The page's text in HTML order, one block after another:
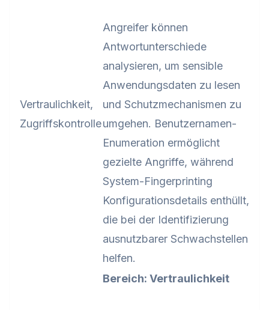
Vertraulichkeit,
Zugriffskontrolle
Angreifer können
Antwortunterschiede
analysieren, um sensible
Anwendungsdaten zu lesen
und Schutzmechanismen zu
umgehen. Benutzernamen-
Enumeration ermöglicht
gezielte Angriffe, während
System-Fingerprinting
Konfigurationsdetails enthüllt,
die bei der Identifizierung
ausnutzbarer Schwachstellen
helfen.
Bereich: Vertraulichkeit